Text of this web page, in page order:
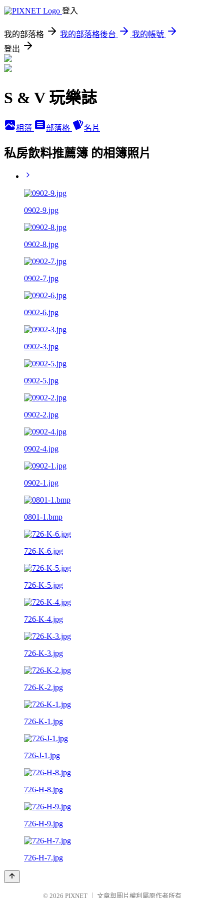
登入
我的部落格 我的部落格後台
我的帳號
登出
S & V 玩樂誌
相簿 部落格 名片
私房飲料推薦簿 的相簿照片
0902-9.jpg
0902-8.jpg
0902-7.jpg
0902-6.jpg
0902-3.jpg
0902-5.jpg
0902-2.jpg
0902-4.jpg
0902-1.jpg
0801-1.bmp
726-K-6.jpg
726-K-5.jpg
726-K-4.jpg
726-K-3.jpg
726-K-2.jpg
726-K-1.jpg
726-J-1.jpg
726-H-8.jpg
726-H-9.jpg
726-H-7.jpg
© 2026 PIXNET 文章與圖片權利屬原作者所有